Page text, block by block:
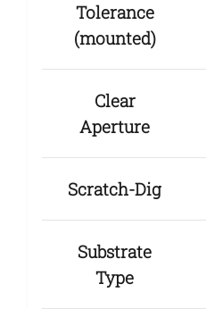
Tolerance
(mounted)
Clear
Aperture
Scratch-Dig
Substrate
Type